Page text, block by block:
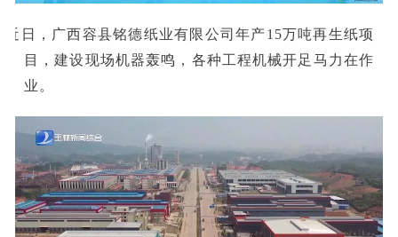
近日，广西容县铭德纸业有限公司年产15万吨再生纸项
目，建设现场机器轰鸣，各种工程机械开足马力在作
业。